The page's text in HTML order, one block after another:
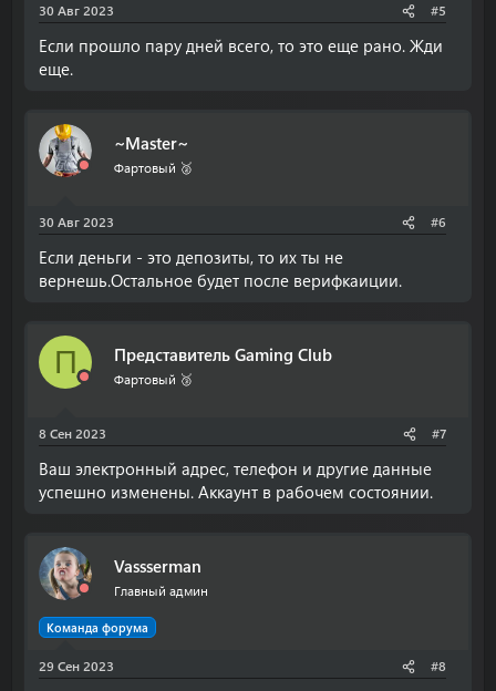
30 Авг 2023 #5
Если прошло пару дней всего, то это еще рано. Жди
еще.
~Master~
Фартовый 🥈
30 Авг 2023 #6
Если деньги - это депозиты, то их ты не
вернешь.Остальное будет после верифкаиции.
П Представитель Gaming Club
Фартовый 🥉
8 Сен 2023 #7
Ваш электронный адрес, телефон и другие данные
успешно изменены. Аккаунт в рабочем состоянии.
Vassserman
Главный админ
Команда форума
29 Сен 2023 #8